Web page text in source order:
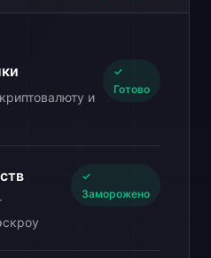
и
✓
Готово
✓
Заморожено